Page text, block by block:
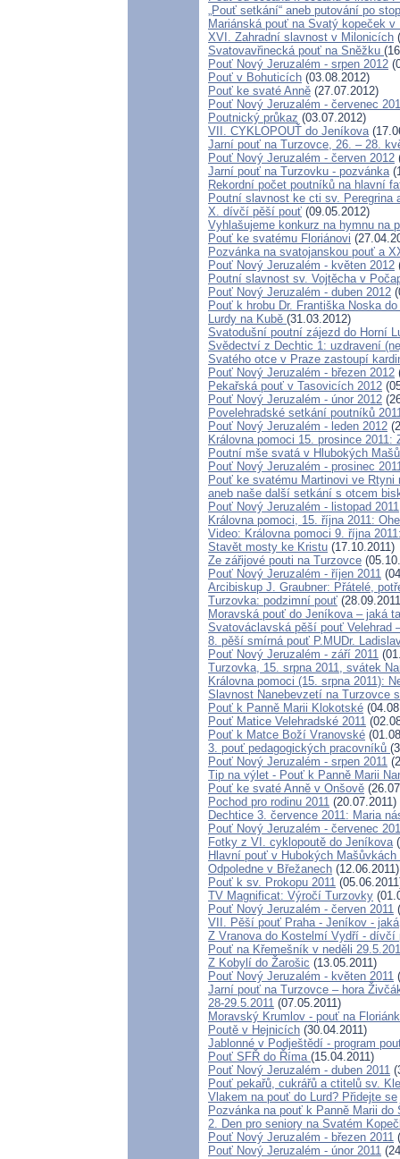
„Pouť setkání“ aneb putování po
Mariánská pouť na Svatý kopeček v
XVI. Zahradní slavnost v Milonicích
Svatovavřinecká pouť na Sněžku
Pouť Nový Jeruzalém - srpen 2012
Pouť v Bohuticích (03.08.2012)
Pouť ke svaté Anně (27.07.2012)
Pouť Nový Jeruzalém - červenec
Poutnický průkaz (03.07.2012)
VII. CYKLOPOUŤ do Jeníkova
Jarní pouť na Turzovce, 26. – 28.
Pouť Nový Jeruzalém - červen 2012
Jarní pouť na Turzovku - pozvánka
Rekordní počet poutníků na hlavní
Poutní slavnost ke cti sv. Peregrina
X. dívčí pěší pouť (09.05.2012)
Vyhlašujeme konkurz na hymnu na
Pouť ke svatému Floriánovi
Pozvánka na svatojanskou pouť a
Pouť Nový Jeruzalém - květen 2012
Poutní slavnost sv. Vojtěcha v
Pouť Nový Jeruzalém - duben 2012
Pouť k hrobu Dr. Františka Noska
Lurdy na Kubě (31.03.2012)
Svatodušní poutní zájezd do Horní
Svědectví z Dechtic 1: uzdravení
Svatého otce v Praze zastoupí
Pouť Nový Jeruzalém - březen 2012
Pekařská pouť v Tasovicích 2012
Pouť Nový Jeruzalém - únor 2012
Povelehradské setkání poutníků
Pouť Nový Jeruzalém - leden 2012
Královna pomoci 15. prosince 2011:
Poutní mše svatá v Hlubokých
Pouť Nový Jeruzalém - prosinec
Pouť ke svatému Martinovi ve Rtyni
aneb naše další setkání s otcem
Pouť Nový Jeruzalém - listopad 2011
Královna pomoci, 15. října 2011:
Video: Královna pomoci 9. října
Stavět mosty ke Kristu (17.10.2011)
Ze zářijové pouti na Turzovce
Pouť Nový Jeruzalém - říjen 2011
Arcibiskup J. Graubner: Přátelé,
Turzovka: podzimní pouť
Moravská pouť do Jeníkova – jaká
Svatováclavská pěší pouť Velehrad
8. pěší smírná pouť P.MUDr.
Pouť Nový Jeruzalém - září 2011
Turzovka, 15. srpna 2011, svátek
Královna pomoci (15. srpna 2011):
Slavnost Nanebevzetí na Turzovce
Pouť k Panně Marii Klokotské
Pouť Matice Velehradské 2011
Pouť k Matce Boží Vranovské
3. pouť pedagogických pracovníků
Pouť Nový Jeruzalém - srpen 2011
Tip na výlet - Pouť k Panně Marii
Pouť ke svaté Anně v Onšově
Pochod pro rodinu 2011 (20.07.2011)
Dechtice 3. července 2011: Maria
Pouť Nový Jeruzalém - červenec
Fotky z VI. cyklopoutě do Jeníkova
Hlavní pouť v Hubokých
Odpoledne v Břežanech (12.06.2011)
Pouť k sv. Prokopu 2011
TV Magnificat: Výročí Turzovky
Pouť Nový Jeruzalém - červen 2011
VII. Pěší pouť Praha - Jeníkov -
Z Vranova do Kostelmí Vydří - dívčí
Pouť na Křemešník v neděli
Z Kobylí do Žarošic (13.05.2011)
Pouť Nový Jeruzalém - květen 2011
Jarní pouť na Turzovce – hora
28-29.5.2011 (07.05.2011)
Moravský Krumlov - pouť na
Poutě v Hejnicích (30.04.2011)
Jablonné v Podještědí - program
Pouť SFŘ do Říma (15.04.2011)
Pouť Nový Jeruzalém - duben 2011
Pouť pekařů, cukrářů a ctitelů sv.
Vlakem na pouť do Lurd? Přidejte se
Pozvánka na pouť k Panně Marii do
2. Den pro seniory na Svatém
Pouť Nový Jeruzalém - březen 2011
Pouť Nový Jeruzalém - únor 2011